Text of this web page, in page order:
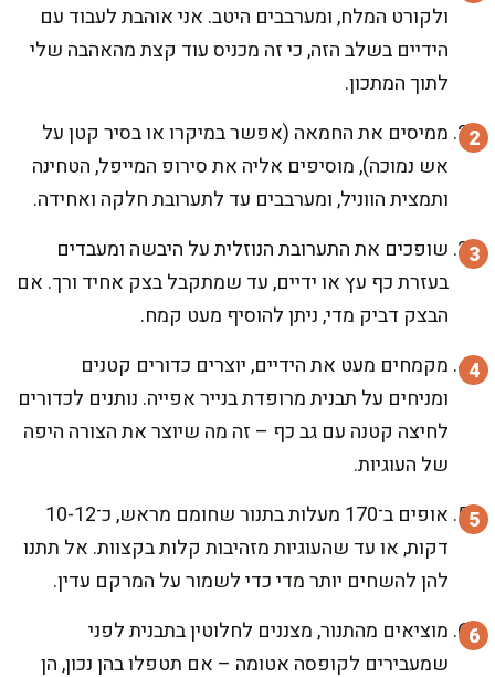
ולקורט המלח, ומערבבים היטב. אני אוהבת לעבוד עם
הידיים בשלב הזה, כי זה מכניס עוד קצת מהאהבה שלי
לתוך המתכון.
ממיסים את החמאה (אפשר במיקרו או בסיר קטן על
אש נמוכה), מוסיפים אליה את סירופ המייפל, הטחינה
ותמצית הווניל, ומערבבים עד לתערובת חלקה ואחידה.
שופכים את התערובת הנוזלית על היבשה ומעבדים
בעזרת כף עץ או ידיים, עד שמתקבל בצק אחיד ורך. אם
הבצק דביק מדי, ניתן להוסיף מעט קמח.
מקמחים מעט את הידיים, יוצרים כדורים קטנים
ומניחים על תבנית מרופדת בנייר אפייה. נותנים לכדורים
לחיצה קטנה עם גב כף – זה מה שיוצר את הצורה היפה
של העוגיות.
אופים ב־170 מעלות בתנור שחומם מראש, כ־10-12
דקות, או עד שהעוגיות מזהיבות קלות בקצוות. אל תתנו
להן להשחים יותר מדי כדי לשמור על המרקם עדין.
מוציאים מהתנור, מצננים לחלוטין בתבנית לפני
שמעבירים לקופסה אטומה – אם תטפלו בהן נכון, הן